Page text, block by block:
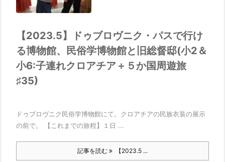
【2023.5】ドゥブロヴニク・パスで行け
る博物館、民俗学博物館と旧総督邸(小2＆
小6:子連れクロアチア＋５か国周遊旅
♯35)
ドゥブロヴニク民俗学博物館にて。クロアチアの民族衣装の展示
の前で。 【これまでの旅程】１日 ...
記事を読む 【2023.5 ...